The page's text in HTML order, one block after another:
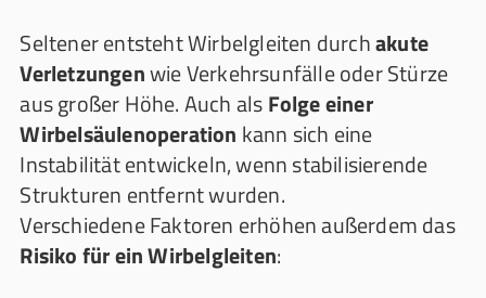
Seltener entsteht Wirbelgleiten durchakute
Verletzungenwie Verkehrsunfälle oder Stürze
aus großer Höhe. Auch alsFolge einer
Wirbelsäulenoperation kann sich eine
Instabilität entwickeln, wenn stabilisierende
Strukturen entfernt wurden.
Verschiedene Faktoren erhöhen außerdem das
Risiko für ein Wirbelgleiten: